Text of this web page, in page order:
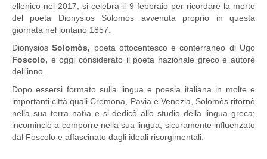
ellenico nel 2017, si celebra il 9 febbraio per ricordare la morte
del poeta Dionysios Solomòs avvenuta proprio in questa
giornata nel lontano 1857.
DionysiosSolomòs, poeta ottocentesco e conterraneo di Ugo
Foscolo, è oggi considerato il poeta nazionale greco e autore
dell’inno.
Dopo essersi formato sulla lingua e poesia italiana in molte e
importanti città quali Cremona, Pavia e Venezia, Solomòs ritornò
nella sua terra natìa e si dedicò allo studio della lingua greca;
incominciò a comporre nella sua lingua, sicuramente influenzato
dal Foscolo e affascinato dagli ideali risorgimentali.